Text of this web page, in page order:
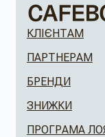
КЛІЄНТАМ
ПАРТНЕРАМ
БРЕНДИ
ЗНИЖКИ
ПРОГРАМА